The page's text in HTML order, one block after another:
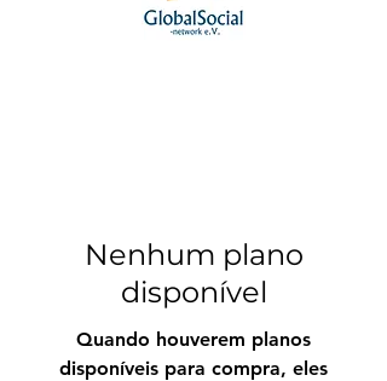
Nenhum plano
disponível
Quando houverem planos
disponíveis para compra, eles